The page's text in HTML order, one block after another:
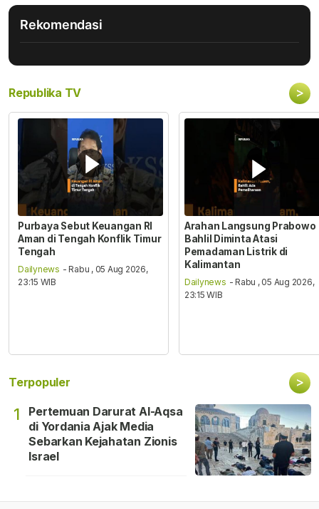
Rekomendasi
Republika TV >
Purbaya Sebut Keuangan RI
Aman di Tengah Konflik Timur
Tengah
Dailynews - Rabu , 05 Aug 2026,
23:15 WIB
Arahan Langsung Prabowo
Bahlil Diminta Atasi
Pemadaman Listrik di
Kalimantan
Dailynews - Rabu , 05 Aug 2026,
23:15 WIB
Terpopuler >
1
Pertemuan Darurat Al-Aqsa
di Yordania Ajak Media
Sebarkan Kejahatan Zionis
Israel